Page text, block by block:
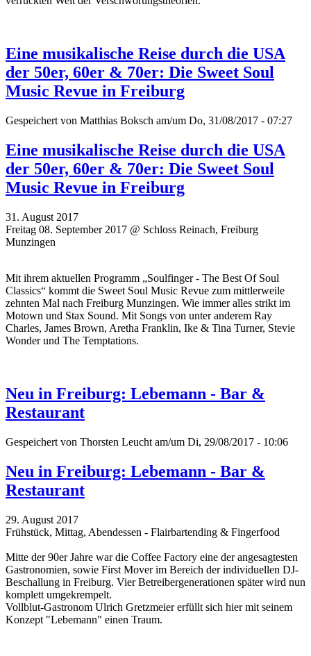
Eine musikalische Reise durch die USA
der 50er, 60er & 70er: Die Sweet Soul
Music Revue in Freiburg
Gespeichert von Matthias Boksch am/um Do, 31/08/2017 - 07:27
Eine musikalische Reise durch die USA
der 50er, 60er & 70er: Die Sweet Soul
Music Revue in Freiburg
31. August 2017
Freitag 08. September 2017 @ Schloss Reinach, Freiburg
Munzingen
Mit ihrem aktuellen Programm „Soulfinger - The Best Of Soul
Classics“ kommt die Sweet Soul Music Revue zum mittlerweile
zehnten Mal nach Freiburg Munzingen. Wie immer alles strikt im
Motown und Stax Sound. Mit Songs von unter anderem Ray
Charles, James Brown, Aretha Franklin, Ike & Tina Turner, Stevie
Wonder und The Temptations.
Neu in Freiburg: Lebemann - Bar &
Restaurant
Gespeichert von Thorsten Leucht am/um Di, 29/08/2017 - 10:06
Neu in Freiburg: Lebemann - Bar &
Restaurant
29. August 2017
Frühstück, Mittag, Abendessen - Flairbartending & Fingerfood
Mitte der 90er Jahre war die Coffee Factory eine der angesagtesten
Gastronomien, sowie First Mover im Bereich der individuellen DJ-
Beschallung in Freiburg. Vier Betreibergenerationen später wird nun
komplett umgekrempelt.
Vollblut-Gastronom Ulrich Gretzmeier erfüllt sich hier mit seinem
Konzept "Lebemann" einen Traum.